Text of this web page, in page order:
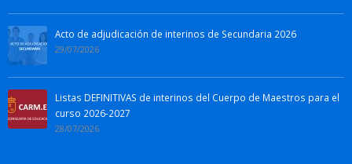
Acto de adjudicación de interinos de Secundaria 2026
29/07/2026
Listas DEFINITIVAS de interinos del Cuerpo de Maestros para el
curso 2026-2027
28/07/2026